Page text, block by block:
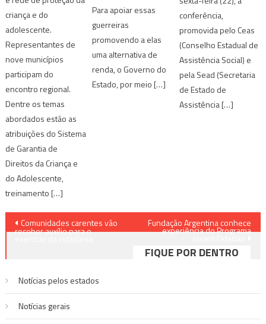
criança e do
adolescente.
Representantes de
nove municípios
participam do
encontro regional.
Dentre os temas
abordados estão as
atribuições do Sistema
de Garantia de
Direitos da Criança e
do Adolescente,
treinamento […]
Para apoiar essas
guerreiras
promovendo a elas
uma alternativa de
renda, o Governo do
Estado, por meio […]
conferência,
promovida pelo Ceas
(Conselho Estadual de
Assistência Social) e
pela Sead (Secretaria
de Estado de
Assistência […]
Navegação
Comunidades carentes vão
receber auxílio ​para o
Fundação Argentina conhece
experiência do Programa
FIQUE POR DENTRO
Notícias pelos estados
Notí­cias gerais